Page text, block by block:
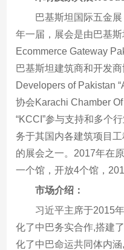
巴基斯坦国际五金
年一届，展会是由巴基
Ecommerce Gateway
巴基斯坦建筑商和开发
Developers of Pakistan
协会Karachi Chamber
“KCCI”参与支持和多个
务于其国内各建筑项目
的展会之一。2017年在
一个馆，开放4个馆，
市场介绍：
习近平主席于2015
化了中巴务实合作,搭建
化了中巴命运共同体内